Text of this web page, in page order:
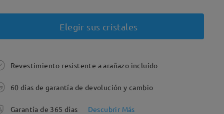
Elegir sus cristales
Revestimiento resistente a arañazo incluído
60 días de garantía de devolución y cambio
Garantía de 365 días Descubrir Más